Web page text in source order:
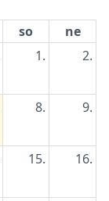
so
ne
1. 2.
8. 9.
15. 16.